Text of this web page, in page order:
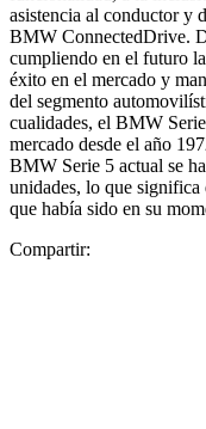
asistencia al conductor y
BMW ConnectedDrive.
cumpliendo en el futuro
éxito en el mercado y
del segmento
cualidades, el BMW
mercado desde el año
BMW Serie 5 actual se
unidades, lo que significa
que había sido en su
Compartir: